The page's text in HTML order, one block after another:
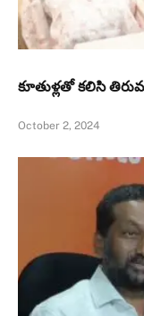
కూతుళ్ల‌తో క‌లిసి
October 2, 2024